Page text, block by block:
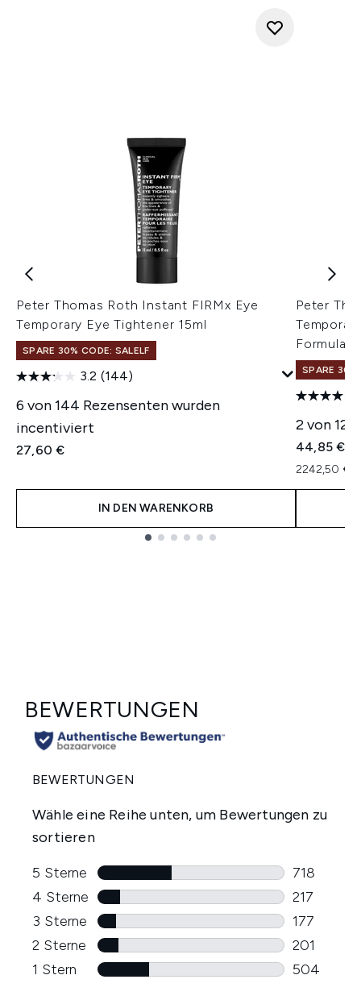
Peter Thomas Roth Instant FIRMx Eye
Temporary Eye Tightener 15ml
SPARE 30% CODE: SALELF
3.2 (144)
6 von 144 Rezensenten wurden
incentiviert
27,60 €
IN DEN WARENKORB
Peter
Formula
SPARE 30%
2 von 12
44,85 €
2242,50 €